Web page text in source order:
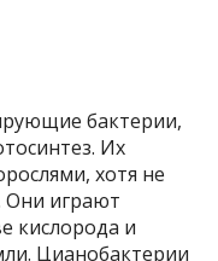
бактерии,
Их
хотя не
Они играют
кислорода и
Цианобактерии